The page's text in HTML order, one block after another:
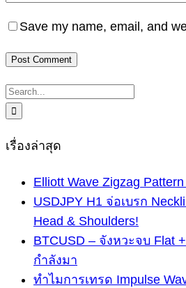
Save my name, email, and
Search
for:
เรื่องล่าสุด
Elliott Wave Zigzag
USDJPY H1 จ่อเบรก
Head & Shoulders!
BTCUSD – จังหวะจบ Flat
กำลังมา
ทำไมการเทรด Impulse